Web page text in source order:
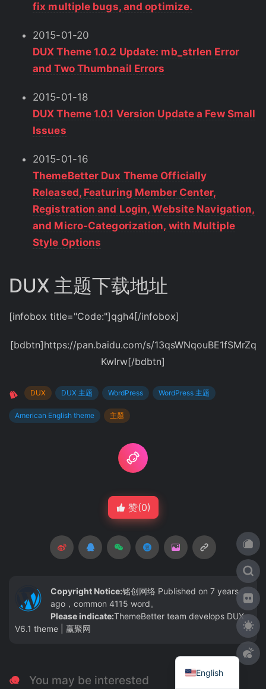
fix multiple bugs, and optimize.
2015-01-20
DUX Theme 1.0.2 Update: mb_strlen Error
and Two Thumbnail Errors
2015-01-18
DUX Theme 1.0.1 Version Update a Few Small
Issues
2015-01-16
ThemeBetter Dux Theme Officially
Released, Featuring Member Center,
Registration and Login, Website Navigation,
and Micro-Categorization, with Multiple
Style Options
DUX 主题下载地址
[infobox title="Code:"]qgh4[/infobox]
[bdbtn]https://pan.baidu.com/s/13qsWNqouBE1fSMrZq
KwIrw[/bdbtn]
DUX DUX 主题 WordPress WordPress 主题
American English theme 主题
赞(0)
Copyright Notice:铭创网络 Published on 7 years
ago，common 4115 word。
Please indicate:ThemeBetter team develops DUX
V6.1 theme | 赢聚网
You may be interested
English